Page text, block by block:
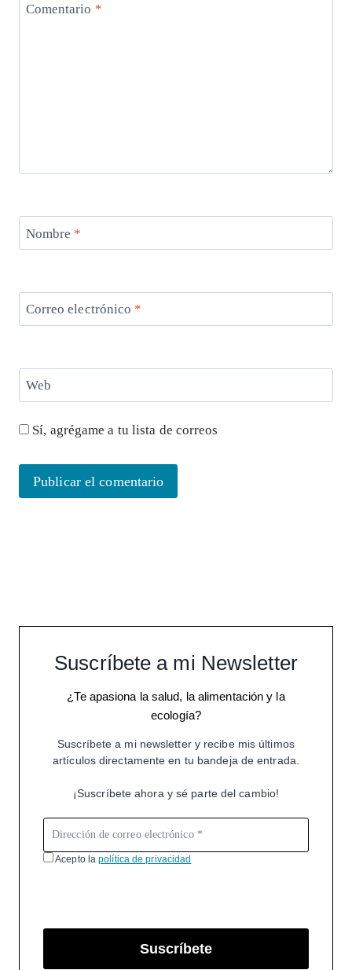
Comentario *
Nombre *
Correo electrónico *
Web
Sí, agrégame a tu lista de correos
Suscríbete a mi Newsletter
¿Te apasiona la salud, la alimentación y la
ecología?
Suscríbete a mi newsletter y recibe mis últimos
artículos directamente en tu bandeja de entrada.
¡Suscríbete ahora y sé parte del cambio!
Acepto lapolítica de privacidad
Suscríbete